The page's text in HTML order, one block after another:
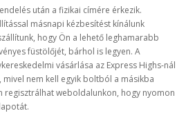
után a fizikai címére érkezik.
másnapi kézbesítést kínálunk
hogy Ön a lehető leghamarabb
füstölőjét, bárhol is legyen. A
vásárlása az Express Highs-nál
nem kell egyik boltból a másikba
regisztrálhat weboldalunkon, hogy nyomon